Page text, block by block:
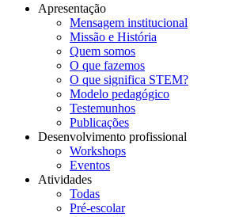
Navegação
principal
Apresentação
Mensagem institucional
Missão e História
Quem somos
O que fazemos
O que significa STEM?
Modelo pedagógico
Testemunhos
Publicações
Desenvolvimento profissional
Workshops
Eventos
Atividades
Todas
Pré-escolar